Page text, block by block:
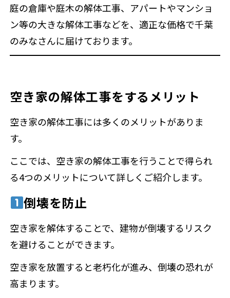
庭の倉庫や庭木の解体工事、アパートやマンショ
ン等の大きな解体工事などを、適正な価格で千葉
のみなさんに届けております。
空き家の解体工事をするメリット
空き家の解体工事には多くのメリットがありま
す。
ここでは、空き家の解体工事を行うことで得られ
る4つのメリットについて詳しくご紹介します。
倒壊を防止
空き家を解体することで、建物が倒壊するリスク
を避けることができます。
空き家を放置すると老朽化が進み、倒壊の恐れが
高まります。